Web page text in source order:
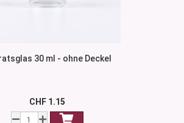
30 ml - ohne Deckel
CHF 1.15